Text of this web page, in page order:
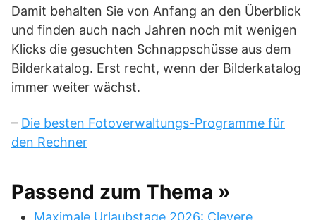
Damit behalten Sie von Anfang an den Überblick
und finden auch nach Jahren noch mit wenigen
Klicks die gesuchten Schnappschüsse aus dem
Bilderkatalog. Erst recht, wenn der Bilderkatalog
immer weiter wächst.
– Die besten Fotoverwaltungs-Programme für
den Rechner
Passend zum Thema »
Maximale Urlaubstage 2026: Clevere